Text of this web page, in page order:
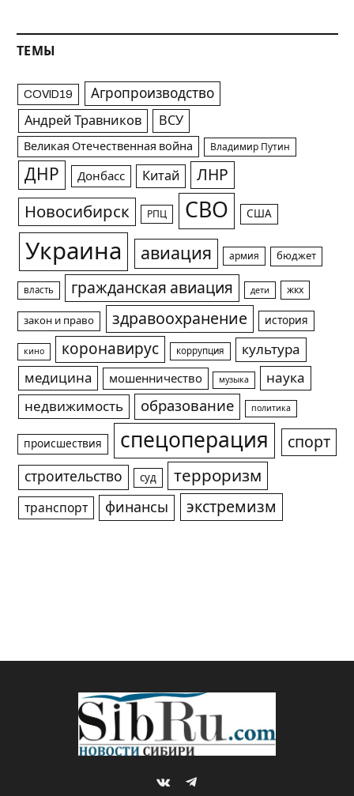
ТЕМЫ
COVID19 Агропроизводство
Андрей Травников ВСУ
Великая Отечественная война Владимир Путин
ДНР Донбасс Китай ЛНР
Новосибирск РПЦ СВО США
Украина авиация армия бюджет
власть гражданская авиация дети жкх
закон и право здравоохранение история
кино коронавирус коррупция
культура
медицина
мошенничество музыка
наука
недвижимость
образование политика
происшествия спецоперация спорт
строительство суд терроризм
транспорт финансы экстремизм
VKontakteTelegram